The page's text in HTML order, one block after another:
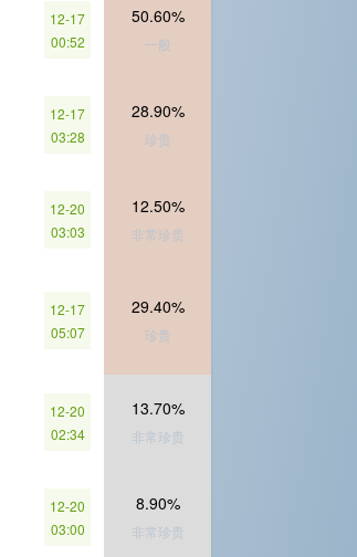
12-17
00:52
50.60%
一般
12-17
03:28
28.90%
珍贵
12-20
03:03
12.50%
非常珍贵
12-17
05:07
29.40%
珍贵
12-20
02:34
13.70%
非常珍贵
12-20
03:00
8.90%
非常珍贵